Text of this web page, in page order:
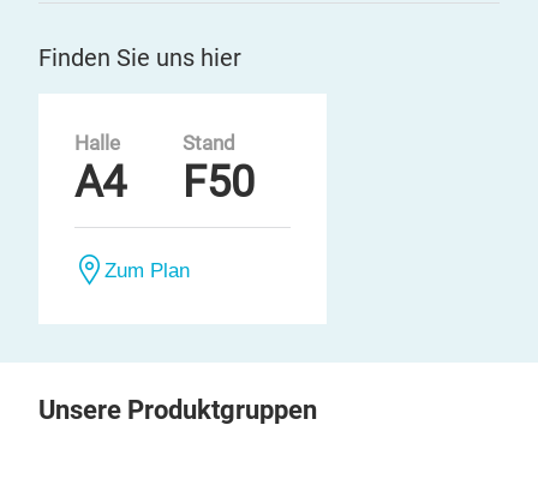
Finden Sie uns hier
Halle
A4
Stand
F50
Zum Plan
Unsere Produktgruppen